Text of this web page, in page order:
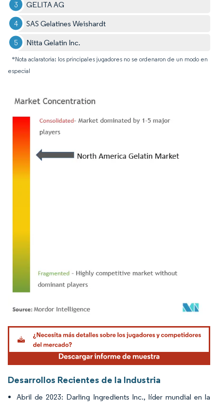
GELITA AG
SAS Gelatines Weishardt
Nitta Gelatin Inc.
*Nota aclaratoria: los principales jugadores no se ordenaron de un modo en
especial
Imagen © Mordor Intelligence. El uso requiere atribución según CC BY 4.0.
Desarrollos Recientes de la Industria
Abril de 2023: Darling Ingredients Inc., líder mundial en la